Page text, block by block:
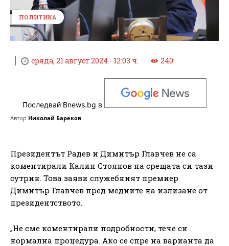
ПОЛИТИКА
сряда, 21 август 2024 - 12:03 ч. 240
Последвай Bnews.bg в
Автор Николай Бареков
Президентът Радев и Димитър Главчев не са
коментирали Калин Стоянов на срещата си тази
сутрин. Това заяви служебният премиер
Димитър Главчев пред медиите на излизане от
президентството.
„Не сме коментирали подробности, тече си
нормална процедура. Ако се спре на варианта да